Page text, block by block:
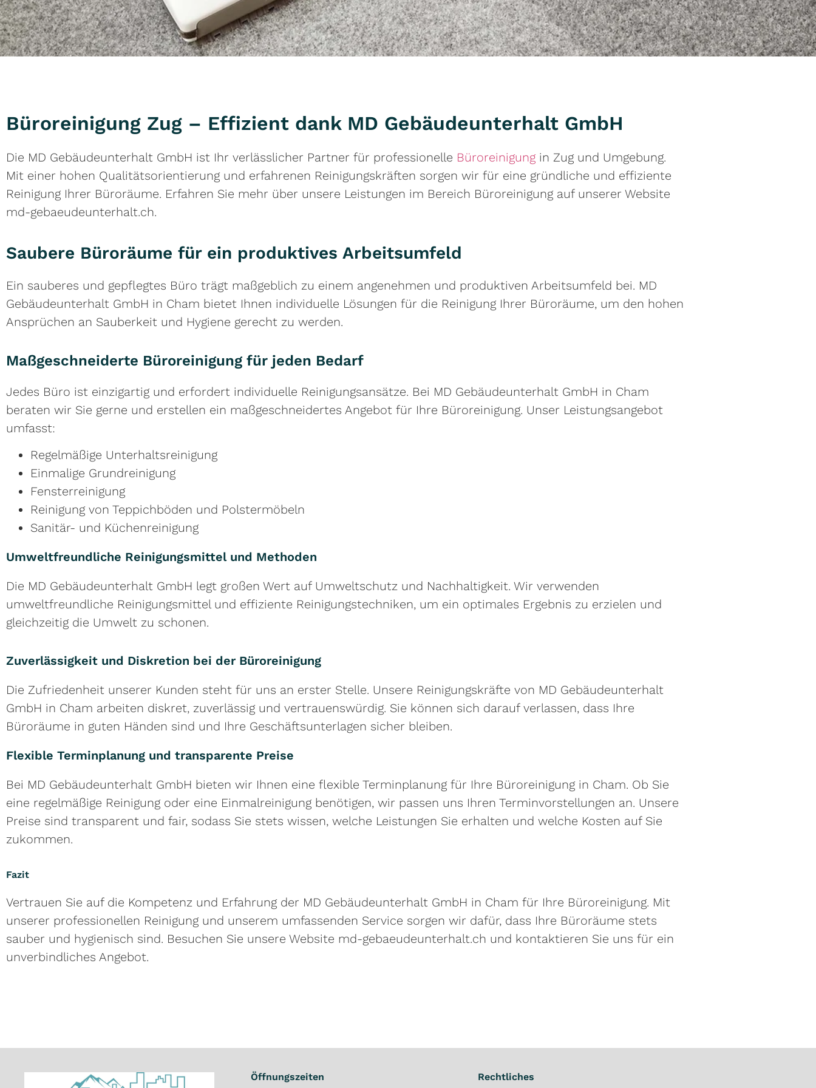
Büroreinigung Zug – Effizient dank MD Gebäudeunterhalt GmbH
Die MD Gebäudeunterhalt GmbH ist Ihr verlässlicher Partner für professionelle Büroreinigungin Zug und Umgebung.
Mit einer hohen Qualitätsorientierung und erfahrenen Reinigungskräften sorgen wir für eine gründliche und effiziente
Reinigung Ihrer Büroräume. Erfahren Sie mehr über unsere Leistungen im Bereich Büroreinigung auf unserer Website
md-gebaeudeunterhalt.ch.
Saubere Büroräume für ein produktives Arbeitsumfeld
Ein sauberes und gepflegtes Büro trägt maßgeblich zu einem angenehmen und produktiven Arbeitsumfeld bei. MD
Gebäudeunterhalt GmbH in Cham bietet Ihnen individuelle Lösungen für die Reinigung Ihrer Büroräume, um den hohen
Ansprüchen an Sauberkeit und Hygiene gerecht zu werden.
Maßgeschneiderte Büroreinigung für jeden Bedarf
Jedes Büro ist einzigartig und erfordert individuelle Reinigungsansätze. Bei MD Gebäudeunterhalt GmbH in Cham
beraten wir Sie gerne und erstellen ein maßgeschneidertes Angebot für Ihre Büroreinigung. Unser Leistungsangebot
umfasst:
Regelmäßige Unterhaltsreinigung
Einmalige Grundreinigung
Fensterreinigung
Reinigung von Teppichböden und Polstermöbeln
Sanitär- und Küchenreinigung
Umweltfreundliche Reinigungsmittel und Methoden
Die MD Gebäudeunterhalt GmbH legt großen Wert auf Umweltschutz und Nachhaltigkeit. Wir verwenden
umweltfreundliche Reinigungsmittel und effiziente Reinigungstechniken, um ein optimales Ergebnis zu erzielen und
gleichzeitig die Umwelt zu schonen.
Zuverlässigkeit und Diskretion bei der Büroreinigung
Die Zufriedenheit unserer Kunden steht für uns an erster Stelle. Unsere Reinigungskräfte von MD Gebäudeunterhalt
GmbH in Cham arbeiten diskret, zuverlässig und vertrauenswürdig. Sie können sich darauf verlassen, dass Ihre
Büroräume in guten Händen sind und Ihre Geschäftsunterlagen sicher bleiben.
Flexible Terminplanung und transparente Preise
Bei MD Gebäudeunterhalt GmbH bieten wir Ihnen eine flexible Terminplanung für Ihre Büroreinigung in Cham. Ob Sie
eine regelmäßige Reinigung oder eine Einmalreinigung benötigen, wir passen uns Ihren Terminvorstellungen an. Unsere
Preise sind transparent und fair, sodass Sie stets wissen, welche Leistungen Sie erhalten und welche Kosten auf Sie
zukommen.
Fazit
Vertrauen Sie auf die Kompetenz und Erfahrung der MD Gebäudeunterhalt GmbH in Cham für Ihre Büroreinigung. Mit
unserer professionellen Reinigung und unserem umfassenden Service sorgen wir dafür, dass Ihre Büroräume stets
sauber und hygienisch sind. Besuchen Sie unsere Website md-gebaeudeunterhalt.ch und kontaktieren Sie uns für ein
unverbindliches Angebot.
Öffnungszeiten Rechtliches